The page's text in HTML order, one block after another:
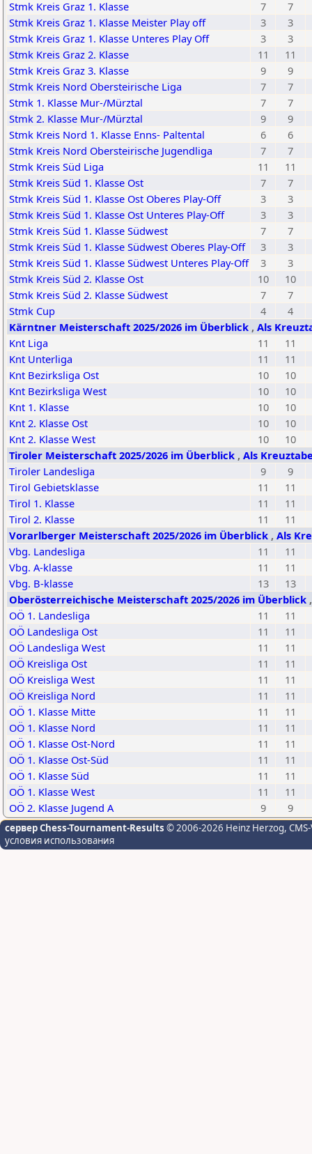
Stmk Kreis Graz 1. Klasse 7
7
Stmk Kreis Graz 1. Klasse Meister Play off
3
3
Stmk Kreis Graz 1. Klasse Unteres Play Off
3
3
Stmk Kreis Graz 2. Klasse
11
11
Stmk Kreis Graz 3. Klasse
9
9
Stmk Kreis Nord Obersteirische Liga
7
7
Stmk 1. Klasse Mur-/Mürztal
7
7
Stmk 2. Klasse Mur-/Mürztal
9
9
Stmk Kreis Nord 1. Klasse Enns- Paltental
6
6
Stmk Kreis Nord Obersteirische Jugendliga
7
7
Stmk Kreis Süd Liga
11
11
Stmk Kreis Süd 1. Klasse Ost
7
7
Stmk Kreis Süd 1. Klasse Ost Oberes Play-Off
3
3
Stmk Kreis Süd 1. Klasse Ost Unteres Play-Off
3
3
Stmk Kreis Süd 1. Klasse Südwest
7
7
Stmk Kreis Süd 1. Klasse Südwest Oberes Play-Off
3
3
Stmk Kreis Süd 1. Klasse Südwest Unteres Play-Off
3
3
Stmk Kreis Süd 2. Klasse Ost
10
10
Stmk Kreis Süd 2. Klasse Südwest
7
7
Stmk Cup
4
4
Kärntner Meisterschaft 2025/2026 im Überblick , Als
Knt Liga
11
11
Knt Unterliga
11
11
Knt Bezirksliga Ost
10
10
Knt Bezirksliga West
10
10
Knt 1. Klasse
10
10
Knt 2. Klasse Ost
10
10
Knt 2. Klasse West
10
10
Tiroler Meisterschaft 2025/2026 im Überblick , Als
Tiroler Landesliga
9
9
Tirol Gebietsklasse
11
11
Tirol 1. Klasse
11
11
Tirol 2. Klasse
11
11
Vorarlberger Meisterschaft 2025/2026 im Überblick , Als
Vbg. Landesliga
11
11
Vbg. A-klasse
11
11
Vbg. B-klasse
13
13
Oberösterreichische Meisterschaft 2025/2026 im Überblick
OÖ 1. Landesliga
11
11
OÖ Landesliga Ost
11
11
OÖ Landesliga West
11
11
OÖ Kreisliga Ost
11
11
OÖ Kreisliga West
11
11
OÖ Kreisliga Nord
11
11
OÖ 1. Klasse Mitte
11
11
OÖ 1. Klasse Nord
11
11
OÖ 1. Klasse Ost-Nord
11
11
OÖ 1. Klasse Ost-Süd
11
11
OÖ 1. Klasse Süd
11
11
OÖ 1. Klasse West
11
11
OÖ 2. Klasse Jugend A
9 9
сервер Chess-Tournament-Results © 2006-2026 Heinz Herzog,
условия использования